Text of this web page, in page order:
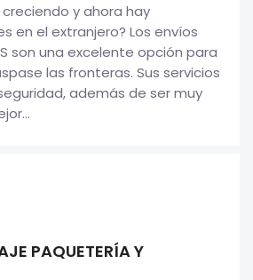
y ahora hay
en el extranjero? Los envíos
son una excelente opción para
las fronteras. Sus servicios
además de ser muy
PAQUETERÍA Y